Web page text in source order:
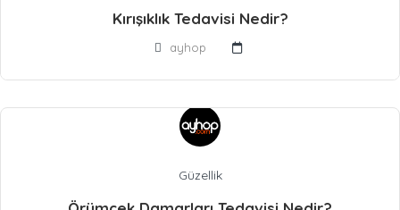
Kırışıklık Tedavisi Nedir?
ayhop
Güzellik